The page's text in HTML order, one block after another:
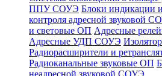
ППУ СОУЭ Блоки индикации
контроля адресной звуковой
и световые ОП Адресные
Адресные УДП СОУЭ
Радиорасширители и
Радиоканальные звуковые ОП
неадресной звуковой СОУЭ